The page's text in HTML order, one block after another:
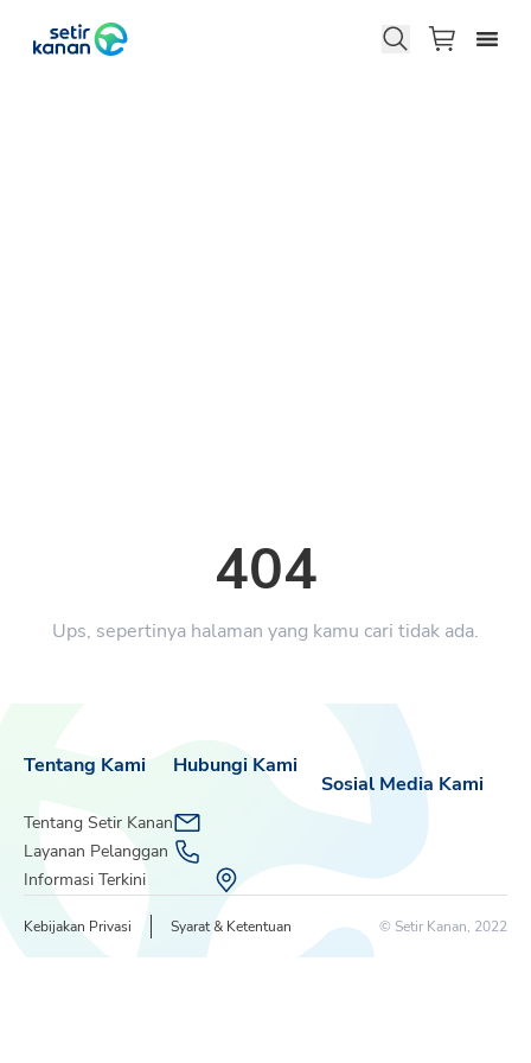
404
Ups, sepertinya halaman yang kamu cari tidak ada.
Tentang Kami
Tentang Setir Kanan
Layanan Pelanggan
Informasi Terkini
Sosial Media Kami
Hubungi Kami
Kebijakan Privasi Syarat & Ketentuan © Setir Kanan, 2022